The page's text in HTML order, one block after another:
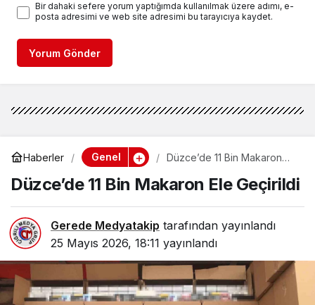
Bir dahaki sefere yorum yaptığımda kullanılmak üzere adımı, e-
posta adresimi ve web site adresimi bu tarayıcıya kaydet.
Yorum Gönder
Haberler Genel
Düzce’de 11 Bin Makaron
Düzce’de 11 Bin Makaron Ele Geçirildi
Gerede Medyatakip tarafından yayınlandı
25 Mayıs 2026, 18:11 yayınlandı